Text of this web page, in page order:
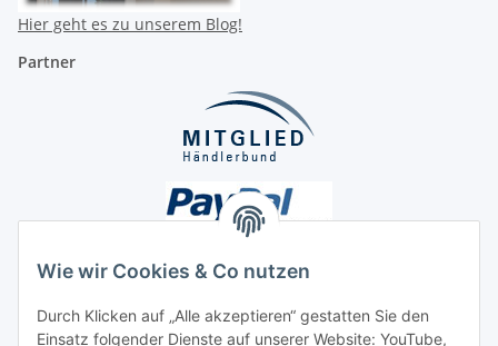
Wie wir Cookies & Co nutzen
Durch Klicken auf „Alle akzeptieren“ gestatten Sie den
Einsatz folgender Dienste auf unserer Website: YouTube,
Hier geht es zu unserem Blog!
Partner
Unsere Seiten